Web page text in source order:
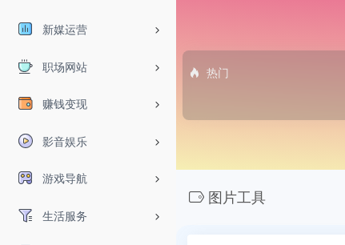
新媒运营
职场网站
赚钱变现
影音娱乐
游戏导航
生活服务
热门
图片工具